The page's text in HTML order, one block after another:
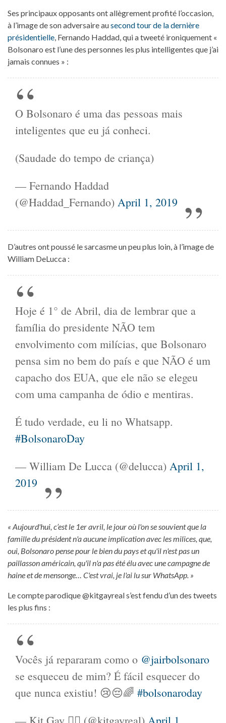
Ses principaux opposants ont allègrement profité l’occasion,
à l’image de son adversaire ausecond tour de la dernière
présidentielle, Fernando Haddad, qui a tweeté ironiquement «
Bolsonaro est l’une des personnes les plus intelligentes que j’ai
jamais connues » :
O Bolsonaro é uma das pessoas mais
inteligentes que eu já conheci.
(Saudade do tempo de criança)
— Fernando Haddad
(@Haddad_Fernando) April 1, 2019
D’autres ont poussé le sarcasme un peu plus loin, à l’image de
William DeLucca :
Hoje é 1° de Abril, dia de lembrar que a
família do presidente NÃO tem
envolvimento com milícias, que Bolsonaro
pensa sim no bem do país e que NÃO é um
capacho dos EUA, que ele não se elegeu
com uma campanha de ódio e mentiras.
É tudo verdade, eu li no Whatsapp.
#BolsonaroDay
— William De Lucca (@delucca) April 1,
2019
« Aujourd'hui, c’est le 1er avril, le jour où l'on se souvient que la
famille du président n'a aucune implication avec les milices, que,
oui, Bolsonaro pense pour le bien du pays et qu'il n'est pas un
paillasson américain, qu'il n'a pas été élu avec une campagne de
haine et de mensonge… C'est vrai, je l'ai lu sur WhatsApp. »
Le compte parodique @kitgayreal s’est fendu d’un des tweets
les plus fins :
Vocês já repararam como o @jairbolsonaro
se esqueceu de mim? É fácil esquecer do
que nunca existiu! 😢😔🌈 #bolsonaroday